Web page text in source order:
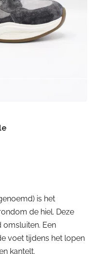
is het
de hiel. Deze
omsluiten. Een
voet tijdens het lopen
kantelt.